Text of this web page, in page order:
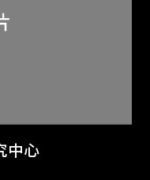
中心
一世纪视觉